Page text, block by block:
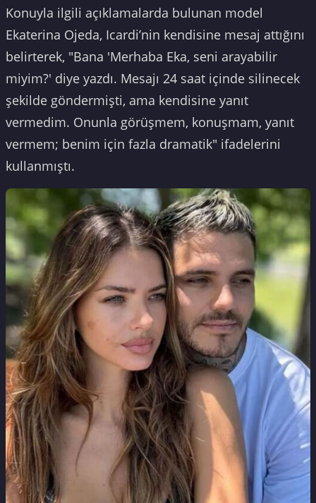
Konuyla ilgili açıklamalarda bulunan model
Ekaterina Ojeda, Icardi’nin kendisine mesaj attığını
belirterek, "Bana 'Merhaba Eka, seni arayabilir
miyim?' diye yazdı. Mesajı 24 saat içinde silinecek
şekilde göndermişti, ama kendisine yanıt
vermedim. Onunla görüşmem, konuşmam, yanıt
vermem; benim için fazla dramatik" ifadelerini
kullanmıştı.